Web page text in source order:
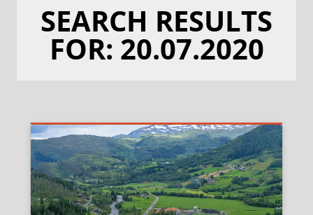
SEARCH RESULTS
FOR: 20.07.2020